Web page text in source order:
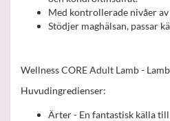
Med kontrollerade nivåer
Stödjer maghälsan, passar
Wellness CORE Adult Lamb -
Huvudingredienser:
Ärter - En fantastisk källa